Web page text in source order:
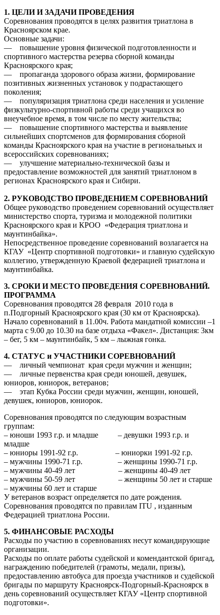
1. ЦЕЛИ И ЗАДАЧИ ПРОВЕДЕНИЯ
Соревнования проводятся в целях развития триатлона в
Красноярском крае.
Основные задачи:
— повышение уровня физической подготовленности и
спортивного мастерства резерва сборной команды
Красноярского края;
— пропаганда здорового образа жизни, формирование
позитивных жизненных установок у подрастающего
поколения;
— популяризация триатлона среди населения и усиление
физкультурно-спортивной работы среди учащихся во
внеучебное время, в том числе по месту жительства;
— повышение спортивного мастерства и выявление
сильнейших спортсменов для формирования сборной
команды Красноярского края на участие в региональных и
всероссийских соревнованиях;
— улучшение материально-технической базы и
предоставление возможностей для занятий триатлоном в
регионах Красноярского края и Сибири.
2. РУКОВОДСТВО ПРОВЕДЕНИЕМ СОРЕВНОВАНИЙ
Общее руководство проведением соревнований осуществляет
министерство спорта, туризма и молодежной политики
Красноярского края и КРОО «Федерация триатлона и
маунтинбайка».
Непосредственное проведение соревнований возлагается на
КГАУ «Центр спортивной подготовки» и главную судейскую
коллегию, утвержденную Краевой федерацией триатлона и
маунтинбайка.
3. СРОКИ И МЕСТО ПРОВЕДЕНИЯ СОРЕВНОВАНИЙ.
ПРОГРАММА
Соревнования проводятся 28 февраля 2010 года в
п.Подгорный Красноярского края (30 км от Красноярска).
Начало соревнований в 11.00ч. Работа мандатной комиссии –1
марта с 9.00 до 10.30 на базе отдыха «Факел». Дистанция: 3км
– бег, 5 км – маунтинбайк, 5 км – лыжная гонка.
4. СТАТУС и УЧАСТНИКИ СОРЕВНОВАНИЙ
— личный чемпионат края среди мужчин и женщин;
— личные первенства края среди юношей, девушек,
юниоров, юниорок, ветеранов;
— этап Кубка России среди мужчин, женщин, юношей,
девушек, юниоров, юниорок.
Соревнования проводятся по следующим возрастным
группам:
– юноши 1993 г.р. и младше – девушки 1993 г.р. и
младше
– юниоры 1991-92 г.р. – юниорки 1991-92 г.р.
– мужчины 1990-71 г.р. – женщины 1990-71 г.р.
– мужчины 40-49 лет – женщины 40-49 лет
– мужчины 50-59 лет – женщины 50 лет и старше
– мужчины 60 лет и старше
У ветеранов возраст определяется по дате рождения.
Соревнования проводятся по правилам ITU , изданным
Федерацией триатлона России.
5. ФИНАНСОВЫЕ РАСХОДЫ
Расходы по участию в соревнованиях несут командирующие
организации.
Расходы по оплате работы судейской и комендантской бригад,
награждению победителей (грамоты, медали, призы),
предоставлению автобуса для проезда участников и судейской
бригады по маршруту Красноярск-Подгорный-Красноярск в
день соревнований осуществляет КГАУ «Центр спортивной
подготовки».